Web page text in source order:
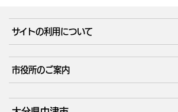
サイトの利用について
サイトマップ
市役所のご案内
庁舎地図 組織案内